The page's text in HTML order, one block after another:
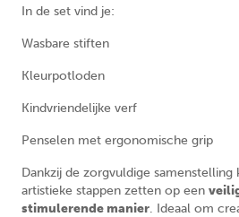
In de set vind je:
Wasbare stiften
Kleurpotloden
Kindvriendelijke verf
Penselen met ergonomische grip
Dankzij de zorgvuldige
artistieke stappen zetten op een
stimulerende manier. Ideaal om